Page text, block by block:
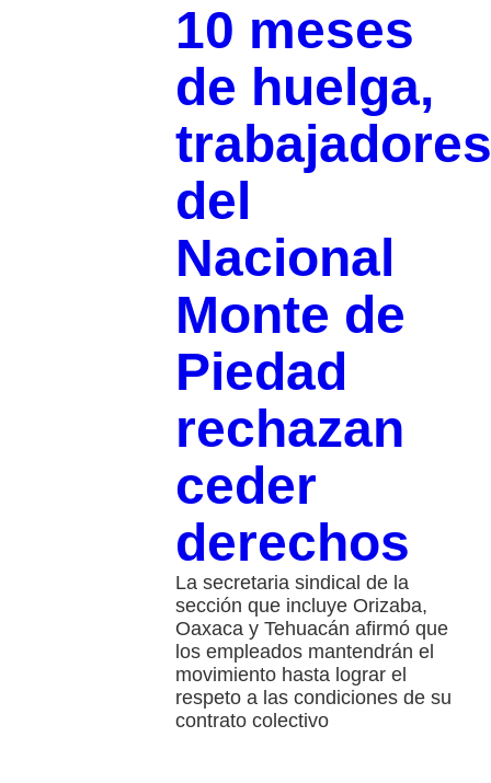
10 meses
de huelga,
trabajadores
del
Nacional
Monte de
Piedad
rechazan
ceder
derechos
La secretaria sindical de la
sección que incluye Orizaba,
Oaxaca y Tehuacán afirmó que
los empleados mantendrán el
movimiento hasta lograr el
respeto a las condiciones de su
contrato colectivo